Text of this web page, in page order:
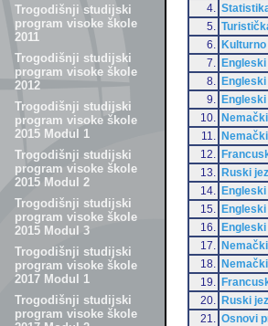
Trogodišnji studijski
program visoke škole
2011
Trogodišnji studijski
program visoke škole
2012
Trogodišnji studijski
program visoke škole
2015 Modul 1
Trogodišnji studijski
program visoke škole
2015 Modul 2
Trogodišnji studijski
program visoke škole
2015 Modul 3
Trogodišnji studijski
program visoke škole
2017 Modul 1
Trogodišnji studijski
program visoke škole
4.
5.
6.
Kulturno
7.
8.
9.
10.
11.
12.
13.
Ruski
14.
15.
16.
17.
18.
19.
20.
Ruski
21.
Osnovi